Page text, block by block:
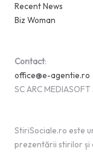
Recent News
Biz Woman
Contact:
office@e-agentie.ro
SC ARC MEDIASOFT
StiriSociale.ro este
prezentării stirilor și